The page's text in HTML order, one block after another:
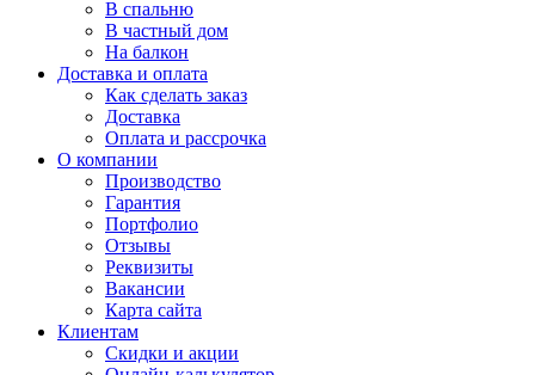
В спальню
В частный дом
На балкон
Доставка и оплата
Как сделать заказ
Доставка
Оплата и рассрочка
О компании
Производство
Гарантия
Портфолио
Отзывы
Реквизиты
Вакансии
Карта сайта
Клиентам
Скидки и акции